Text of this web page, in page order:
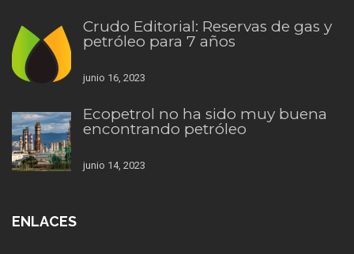
Crudo Editorial: Reservas de gas y
petróleo para 7 años
junio 16, 2023
Ecopetrol no ha sido muy buena
encontrando petróleo
junio 14, 2023
ENLACES